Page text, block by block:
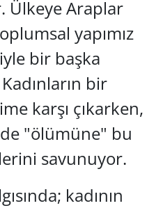
Ülkeye Araplar
yapımız
bir başka
bir
karşı çıkarken,
"ölümüne" bu
savunuyor.
kadının